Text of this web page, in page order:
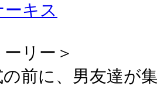
キス
ーリー＞
前に、男友達が